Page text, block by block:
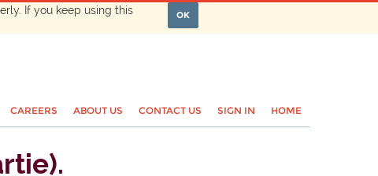
If you keep using this
OK
CAREERS ABOUT US CONTACT US SIGN IN HOME